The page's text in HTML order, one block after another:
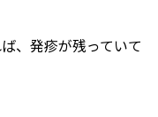
、発疹が残っていて